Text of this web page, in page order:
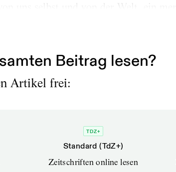
Beitrag lesen?
Artikel frei:
TDZ+
Standard (TdZ+)
Zeitschriften online lesen